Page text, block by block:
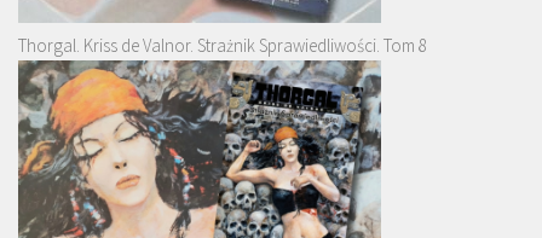
Thorgal. Kriss de Valnor. Strażnik Sprawiedliwości. Tom 8